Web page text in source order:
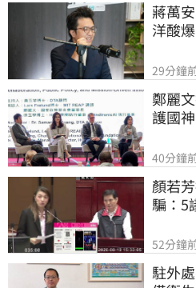
蔣萬
洋酸
29分鐘
鄭麗
護國
40分鐘
顏若
騙：5
52分鐘
駐外